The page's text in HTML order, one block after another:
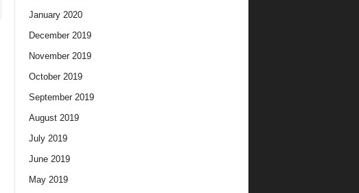
January 2020
December 2019
November 2019
October 2019
September 2019
August 2019
July 2019
June 2019
May 2019